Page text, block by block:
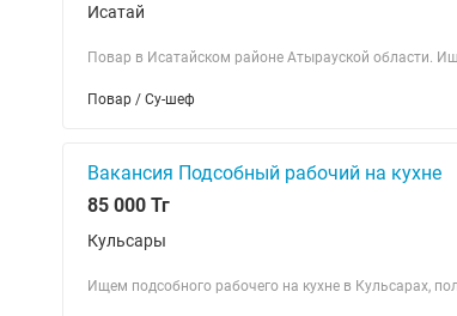
Исатай
Повар в Исатайском районе Атырауской области.
Повар / Су-шеф
Вакансия Подсобный рабочий на кухне
85 000 Тг
Кульсары
Ищем подсобного рабочего на кухне в Кульсарах,